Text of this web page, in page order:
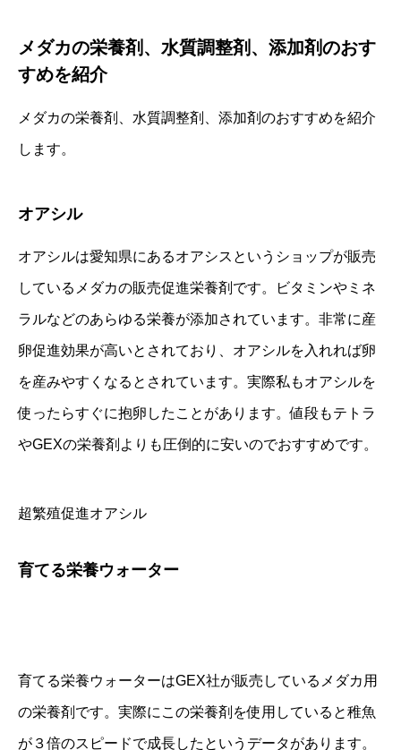
メダカの栄養剤、水質調整剤、添加剤のおす
すめを紹介
メダカの栄養剤、水質調整剤、添加剤のおすすめを紹介
します。
オアシル
オアシルは愛知県にあるオアシスというショップが販売
しているメダカの販売促進栄養剤です。ビタミンやミネ
ラルなどのあらゆる栄養が添加されています。非常に産
卵促進効果が高いとされており、オアシルを入れれば卵
を産みやすくなるとされています。実際私もオアシルを
使ったらすぐに抱卵したことがあります。値段もテトラ
やGEXの栄養剤よりも圧倒的に安いのでおすすめです。
超繁殖促進オアシル
育てる栄養ウォーター
育てる栄養ウォーターはGEX社が販売しているメダカ用
の栄養剤です。実際にこの栄養剤を使用していると稚魚
が３倍のスピードで成長したというデータがあります。